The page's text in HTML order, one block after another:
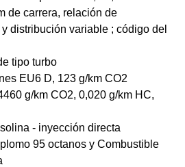
de carrera, relación de
distribución variable ; código del
tipo turbo
EU6 D, 123 g/km CO2
g/km CO2, 0,020 g/km HC,
- inyección directa
95 octanos y Combustible